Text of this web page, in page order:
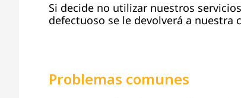
Si decide no utilizar nuestros
defectuoso se le devolverá a nuestra
Problemas comunes